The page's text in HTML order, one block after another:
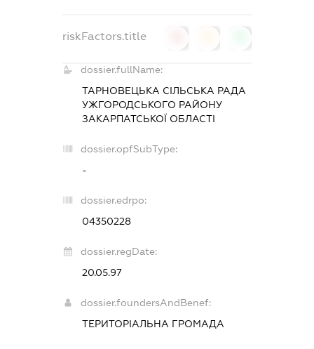
riskFactors.title
dossier.fullName:
ТАРНОВЕЦЬКА СІЛЬСЬКА РАДА
УЖГОРОДСЬКОГО РАЙОНУ
ЗАКАРПАТСЬКОЇ ОБЛАСТІ
dossier.opfSubType:
-
dossier.edrpo:
04350228
dossier.regDate:
20.05.97
dossier.foundersAndBenef:
ТЕРИТОРІАЛЬНА ГРОМАДА